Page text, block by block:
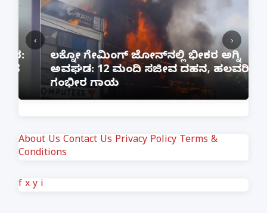
ಲಕ್ನೋ ಗೇಮಿಂಗ್ ಜೋನ್‌ನಲ್ಲಿ ಭೀಕರ ಅಗ್ನಿ
ಅವಘಡ: 12 ಮಂದಿ ಸಜೀವ ದಹನ, ಹಲವರಿಗೆ
ಗಂಭೀರ ಗಾಯ
‹ ›
About Us Contact Us Privacy Policy Terms &
Conditions
f x y i